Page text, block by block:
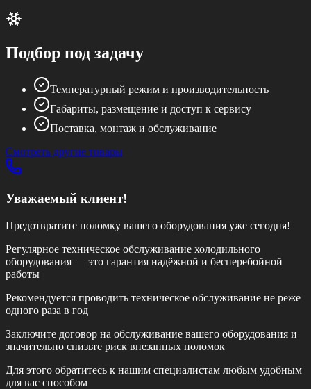
Подбор под задачу
Температурный режим и производительность
Габариты, размещение и доступ к сервису
Поставка, монтаж и обслуживание
Смотреть другие товары
Уважаемый клиент!
Предотвратите поломку вашего оборудования уже сегодня!
Регулярное техническое обслуживание холодильного
оборудования — это гарантия надёжной и бесперебойной
работы
Рекомендуется проводить техническое обслуживание не реже
одного раза в год
Заключите договор на обслуживание вашего оборудования и
значительно снизьте риск внезапных поломок
Для этого обратитесь к нашим специалистам любым удобным
для вас способом